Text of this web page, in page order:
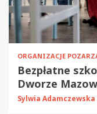
ORGANIZACJE
Bezpłatne
Dworze
Sylwia Adamczewska